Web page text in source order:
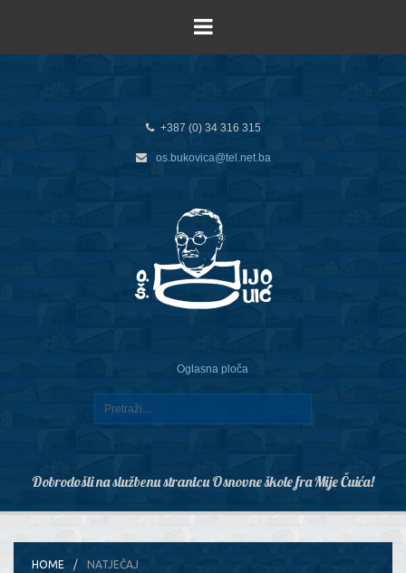
+387 (0) 34 316 315
os.bukovica@tel.net.ba
Oglasna ploča
Dobrodošli na službenu stranicu Osnovne škole fra Mije Čuića!
HOME NATJEČAJ